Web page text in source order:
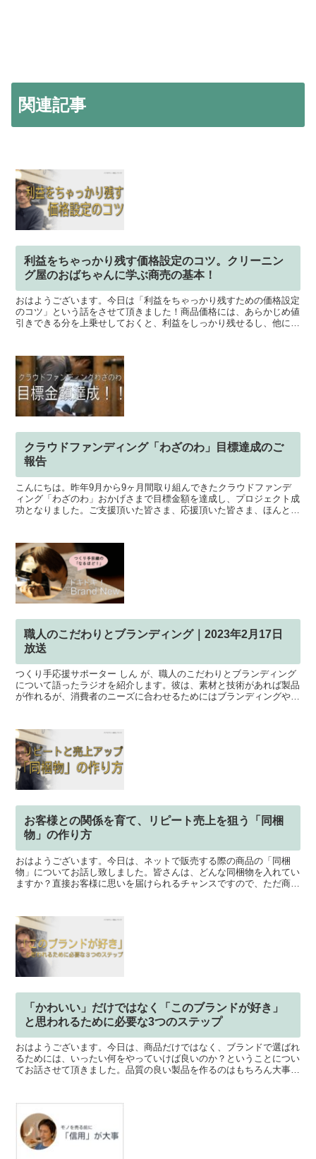
関連記事
利益をちゃっかり残す価格設定のコツ。クリーニン
グ屋のおばちゃんに学ぶ商売の基本！
おはようございます。今日は「利益をちゃっかり残すための価格設定
のコツ」という話をさせて頂きました！商品価格には、あらかじめ値
引きできる分を上乗せしておくと、利益をしっかり残せるし、他にも
クラウドファンディング「わざのわ」目標達成のご
報告
こんにちは。昨年9月から9ヶ月間取り組んできたクラウドファンデ
ィング「わざのわ」おかげさまで目標金額を達成し、プロジェクト成
功となりました。ご支援頂いた皆さま、応援頂いた皆さま、ほんとう
職人のこだわりとブランディング｜2023年2月17日
放送
つくり手応援サポーター しん が、職人のこだわりとブランディング
について語ったラジオを紹介します。彼は、素材と技術があれば製品
が作れるが、消費者のニーズに合わせるためにはブランディングやマ
お客様との関係を育て、リピート売上を狙う「同梱
物」の作り方
おはようございます。今日は、ネットで販売する際の商品の「同梱
物」についてお話し致しました。皆さんは、どんな同梱物を入れてい
ますか？直接お客様に思いを届けられるチャンスですので、ただ商品
「かわいい」だけではなく「このブランドが好き」
と思われるために必要な3つのステップ
おはようございます。今日は、商品だけではなく、ブランドで選ばれ
るためには、いったい何をやっていけば良いのか？ということについ
てお話させて頂きました。品質の良い製品を作るのはもちろん大事で